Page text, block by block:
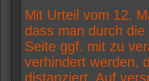
Mit Urteil vom 12.
dass man durch
Seite ggf. mit zu
verhindert werden,
distanziert. Auf